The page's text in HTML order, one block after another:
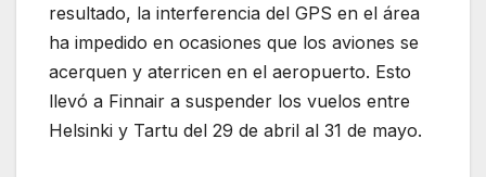
resultado, la interferencia del GPS en el área
ha impedido en ocasiones que los aviones se
acerquen y aterricen en el aeropuerto. Esto
llevó a Finnair a suspender los vuelos entre
Helsinki y Tartu del 29 de abril al 31 de mayo.